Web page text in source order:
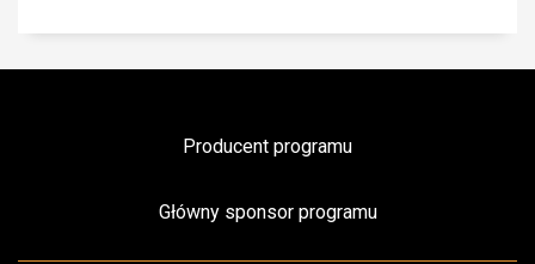
Producent programu
Główny sponsor programu